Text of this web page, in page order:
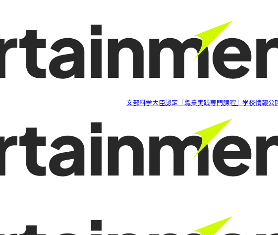
文部科学大臣認定「職業実践専門課程」学校情報公